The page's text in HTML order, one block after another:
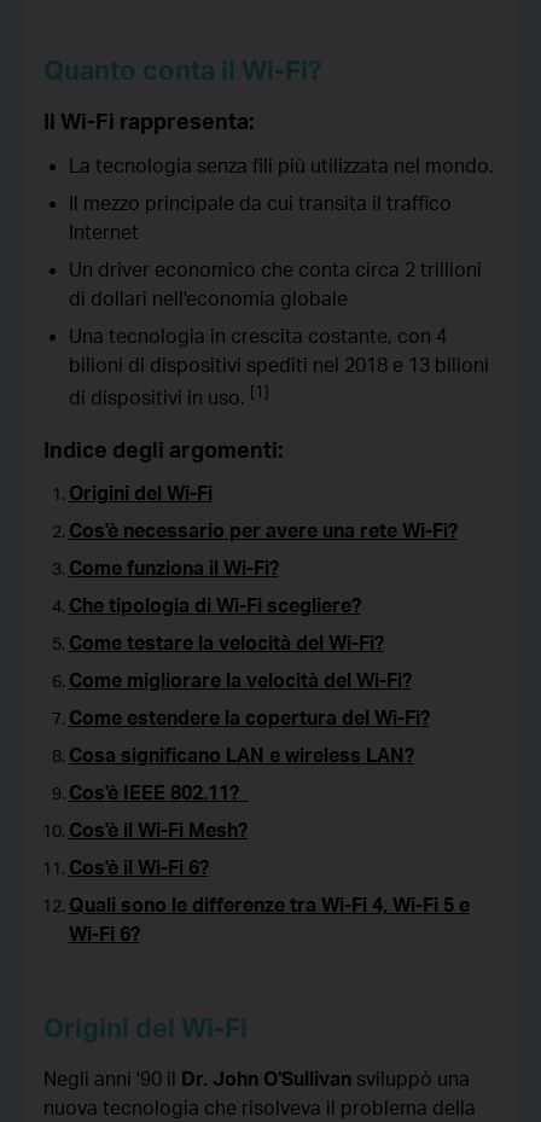
Quanto conta il Wi-Fi?
Il Wi-Fi rappresenta:
La tecnologia senza fili più utilizzata nel mondo.
Il mezzo principale da cui transita il traffico
Internet
Un driver economico che conta circa 2 trillioni
di dollari nell'economia globale
Una tecnologia in crescita costante, con 4
bilioni di dispositivi spediti nel 2018 e 13 bilioni
di dispositivi in uso. [1]
Indice degli argomenti:
Origini del Wi-Fi
Cos'è necessario per avere una rete Wi-Fi?
Come funziona il Wi-Fi?
Che tipologia di Wi-Fi scegliere?
Come testare la velocità del Wi-Fi?
Come migliorare la velocità del Wi-Fi?
Come estendere la copertura del Wi-Fi?
Cosa significano LAN e wireless LAN?
Cos'è IEEE 802.11?
Cos'è il Wi-Fi Mesh?
Cos'è il Wi-Fi 6?
Quali sono le differenze tra Wi-Fi 4, Wi-Fi 5 e
Wi-Fi 6?
Origini del Wi-Fi
Negli anni '90 il Dr. John O'Sullivansviluppò una
nuova tecnologia che risolveva il problema della